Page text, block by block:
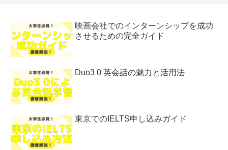
映画会社でのインターンシップを成功
させるための完全ガイド
Duo3 0 英会話の魅力と活用法
東京でのIELTS申し込みガイド